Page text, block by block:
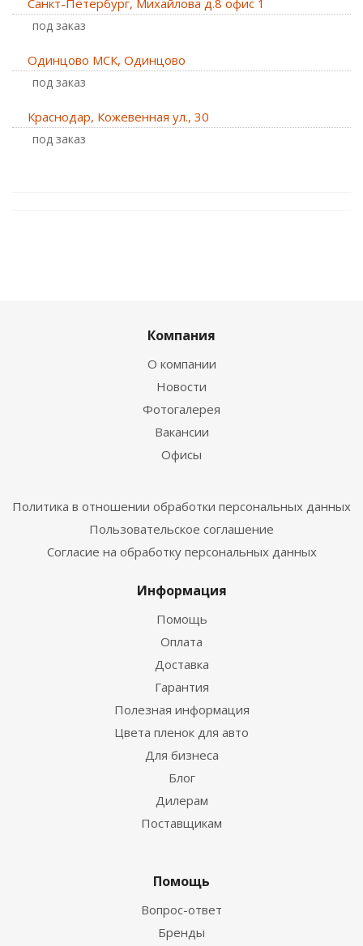
Санкт-Петербург, Михайлова д.8 офис 1
Под заказ
Одинцово МСК, Одинцово
Под заказ
Краснодар, Кожевенная ул., 30
Под заказ
Компания
О компании
Новости
Фотогалерея
Вакансии
Офисы
Политика в отношении обработки персональных данных
Пользовательское соглашение
Согласие на обработку персональных данных
Информация
Помощь
Оплата
Доставка
Гарантия
Полезная информация
Цвета пленок для авто
Для бизнеса
Блог
Дилерам
Поставщикам
Помощь
Вопрос-ответ
Бренды